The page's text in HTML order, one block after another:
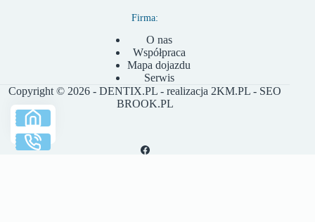
Firma:
O nas
Współpraca
Mapa dojazdu
Serwis
Copyright © 2026 - DENTIX.PL - realizacja 2KM.PL - SEO
BROOK.PL